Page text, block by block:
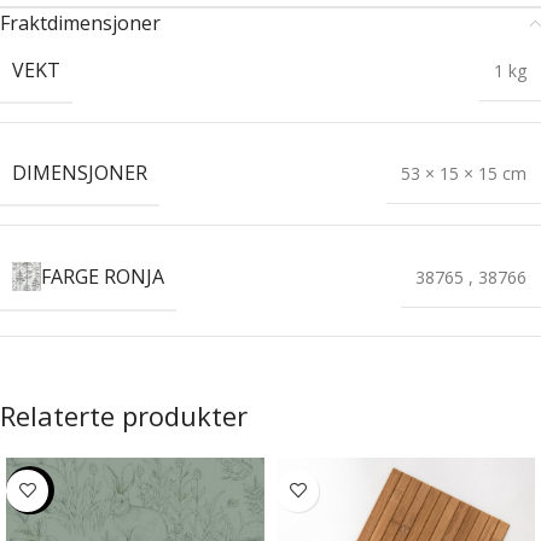
Fraktdimensjoner
VEKT
1 kg
DIMENSJONER 53 × 15 × 15 cm
FARGE RONJA 38765 , 38766
Relaterte produkter
-20%